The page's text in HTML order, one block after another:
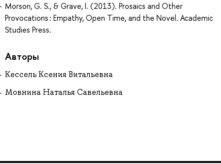
Morson, G. S., & Grave, I. (2013). Prosaics and Other
Provocations : Empathy, Open Time, and the Novel. Academic
Studies Press.
Авторы
Кессель Ксения Витальевна
Мовнина Наталья Савельевна